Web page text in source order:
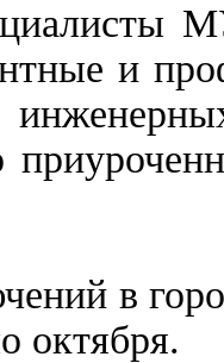
и
в
октября.